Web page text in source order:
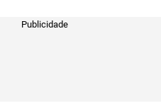
Publicidade